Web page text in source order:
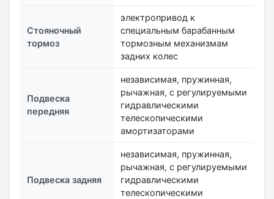
Стояночный
тормоз
электропривод к
специальным барабанным
тормозным механизмам
задних колес
Подвеска
передняя
независимая, пружинная,
рычажная, с регулируемыми
гидравлическими
телескопическими
амортизаторами
Подвеска задняя
независимая, пружинная,
рычажная, с регулируемыми
гидравлическими
телескопическими